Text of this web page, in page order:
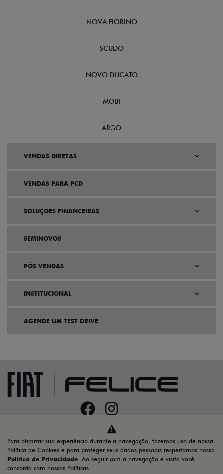
NOVA FIORINO
SCUDO
NOVO DUCATO
MOBI
ARGO
VENDAS DIRETAS
VENDAS PARA PCD
SOLUÇÕES FINANCEIRAS
SEMINOVOS
PÓS VENDAS
INSTITUCIONAL
AGENDE UM TEST DRIVE
Desacelere. Seu bem maior é a vida.
Para otimizar sua experiência durante a navegação, fazemos uso de nossa
Política de Cookies e para proteger seus dados pessoais respeitamos nossa
Política de Privacidade. Ao seguir com a navegação e visita você
concorda com nossas Políticas.